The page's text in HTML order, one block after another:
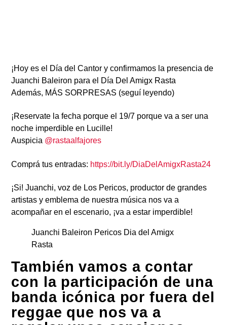
¡Hoy es el Día del Cantory confirmamos la presencia de
Juanchi Baleiron para el Día Del Amigx Rasta
Además, MÁS SORPRESAS (seguí leyendo)
¡Reservate la fecha porque el 19/7 porque va a ser una
noche imperdible en Lucille!
Auspicia @rastaalfajores
Comprá tus entradas: https://bit.ly/DiaDelAmigxRasta24
¡Si! Juanchi, voz de Los Pericos, productor de grandes
artistas y emblema de nuestra música nos va a
acompañar en el escenario, ¡va a estar imperdible!
Juanchi Baleiron Pericos Dia del Amigx
Rasta
También vamos a contar
con la participación de una
banda icónica por fuera del
reggae que nos va a